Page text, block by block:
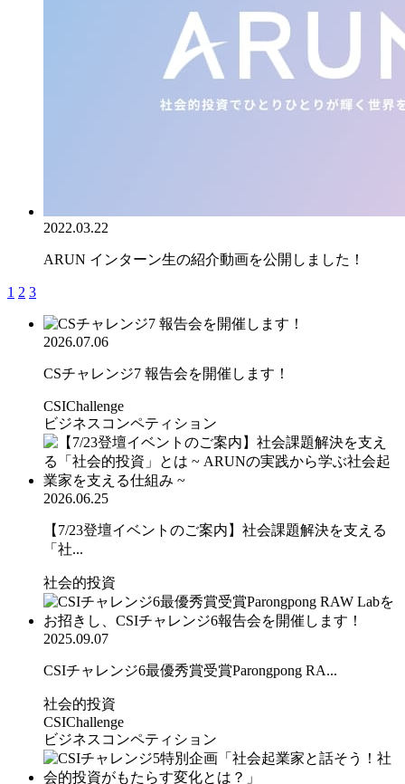
2022.03.22
ARUN インターン生の紹介動画を公開しました！
1 2 3
2026.07.06
CSチャレンジ7 報告会を開催します！
CSIChallenge
ビジネスコンペティション
2026.06.25
【7/23登壇イベントのご案内】社会課題解決を支える
「社...
社会的投資
2025.09.07
CSIチャレンジ6最優秀賞受賞Parongpong RA...
社会的投資
CSIChallenge
ビジネスコンペティション